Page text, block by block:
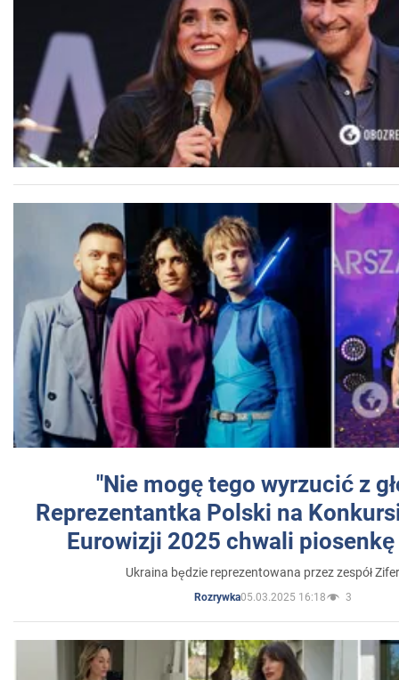
"Nie mogę tego wyrzucić z
Reprezentantka Polski na
Eurowizji 2025 chwali
Ukraina będzie reprezentowana przez zespół
Rozrywka05.03.2025 16:18 3